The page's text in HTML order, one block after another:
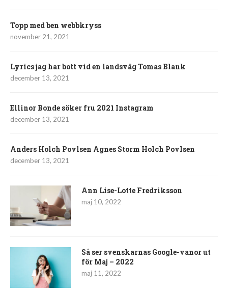
Topp med ben webbkryss
november 21, 2021
Lyrics jag har bott vid en landsväg Tomas Blank
december 13, 2021
Ellinor Bonde söker fru 2021 Instagram
december 13, 2021
Anders Holch Povlsen Agnes Storm Holch Povlsen
december 13, 2021
Ann Lise-Lotte Fredriksson
maj 10, 2022
Så ser svenskarnas Google-vanor ut
för Maj – 2022
maj 11, 2022